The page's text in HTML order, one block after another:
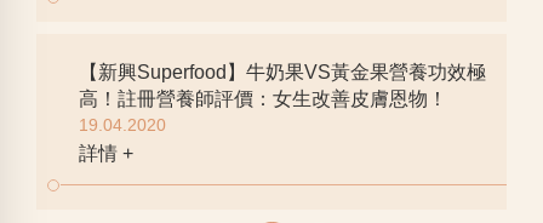
【新興Superfood】牛奶果VS黃金果營養功效極
高！註冊營養師評價：女生改善皮膚恩物！
19.04.2020
詳情 +